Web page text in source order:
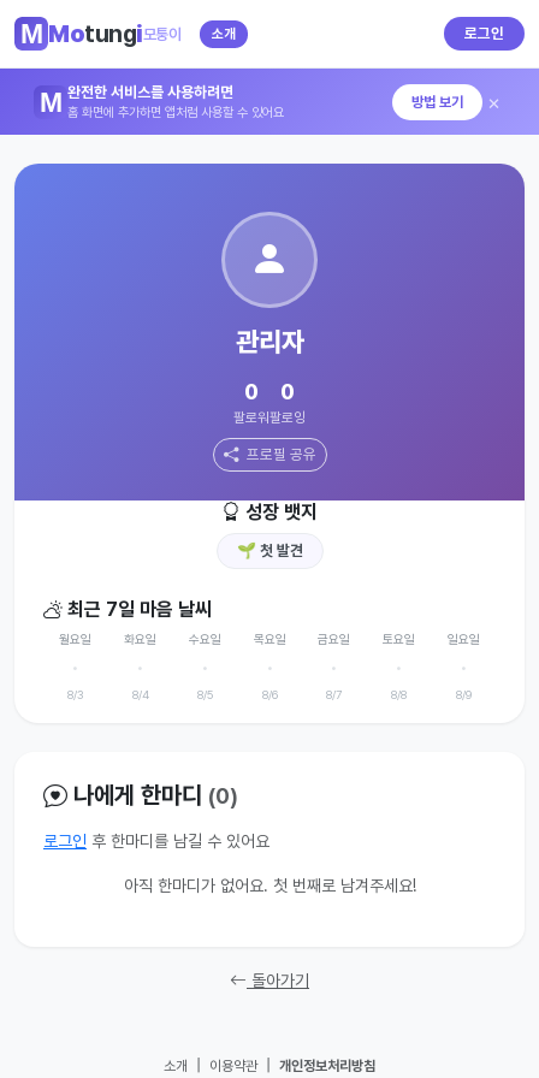
Motungi모퉁이 소개 로그인
완전한 서비스를 사용하려면
홈 화면에 추가하면 앱처럼 사용할 수 있어요
방법 보기 ×
관리자
0
팔로워
0
팔로잉
프로필 공유
성장 뱃지
🌱 첫 발견
최근 7일 마음 날씨
월요일
·
8/3
화요일
·
8/4
수요일
·
8/5
목요일
·
8/6
금요일
·
8/7
토요일
·
8/8
일요일
·
8/9
나에게 한마디 (0)
로그인 후 한마디를 남길 수 있어요
아직 한마디가 없어요. 첫 번째로 남겨주세요!
돌아가기
소개 이용약관 개인정보처리방침